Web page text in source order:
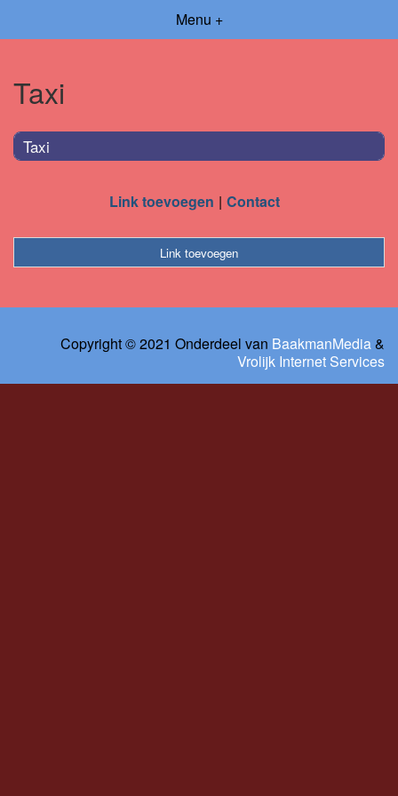
Menu +
Taxi
Taxi
Link toevoegen Contact
Link toevoegen
Copyright © 2021 Onderdeel van BaakmanMedia&
Vrolijk Internet Services